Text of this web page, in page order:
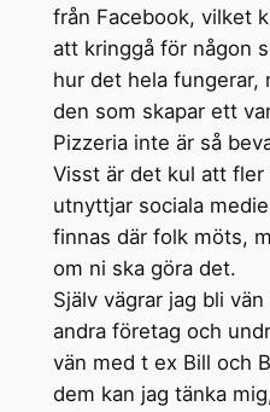
från Facebook, vilket
att kringgå för någon
hur det hela fungerar,
den som skapar ett
Pizzeria inte är så
Visst är det kul att
utnyttjar sociala
finnas där folk möts,
om ni ska göra det.
Själv vägrar jag bli
andra företag och
vän med t ex Bill och
dem kan jag tänka